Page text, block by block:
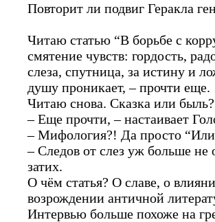
Повторит ли подвиг Геракла
Читаю статью “В борьбе с
смятение чувств: гордость,
слеза, спутница, за истину и
душу проникает, – прочти еще.
Читаю снова. Сказка или
– Еще прочти, – настаивает
– Мифология?! Да просто
– Следов от слез уж больше не
затих.
О чём статья? О славе, о
возрождении античной
Интервью больше похоже на